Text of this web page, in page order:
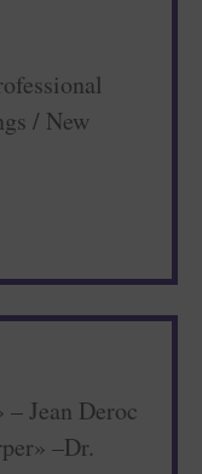
/ New
Jean Deroc
–Dr.